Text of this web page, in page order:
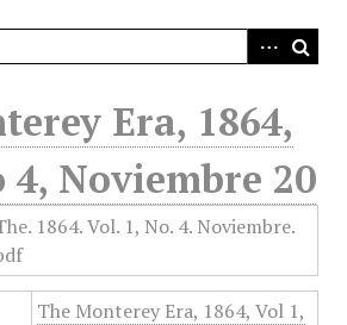
Era, 1864,
4, Noviembre 20
The Monterey Era, 1864, Vol 1,